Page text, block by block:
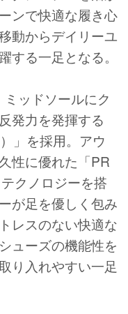
ンで快適な履き心
動からデイリーユ
する一足となる。
ッドソールにク
発力を発揮する
」を採用。アウ
性に優れた「PR
クノロジーを搭
が足を優しく包み
レスのない快適な
ューズの機能性を
り入れやすい一足